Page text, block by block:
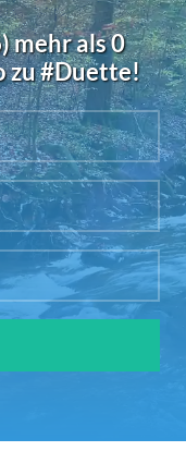
mehr als 0
zu #Duette!